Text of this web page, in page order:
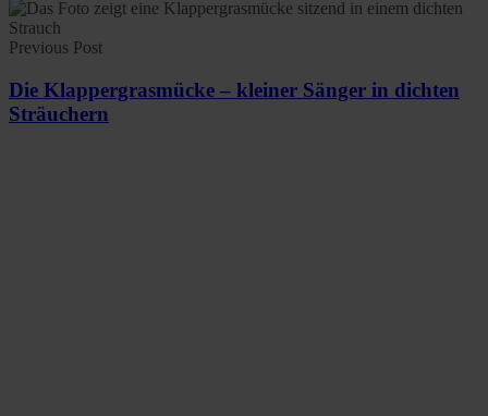
Previous Post
Die Klappergrasmücke – kleiner Sänger in dichten
Sträuchern